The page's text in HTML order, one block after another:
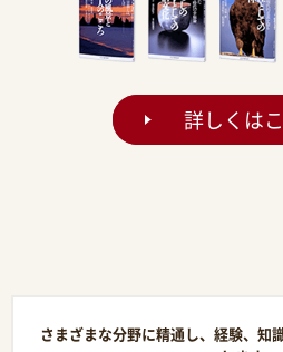
詳しくは
さまざまな分野に精通し、経験、知